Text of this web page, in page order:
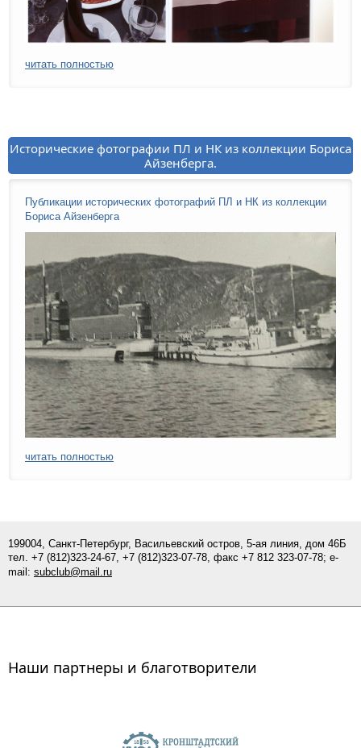
читать полностью
Исторические фотографии ПЛ и НК из коллекции Бориса
Айзенберга.
Публикации исторических фотографий ПЛ и НК из коллекции
Бориса Айзенберга
читать полностью
199004, Санкт-Петербург, Васильевский остров, 5-ая линия, дом 46Б
тел. +7 (812)323-24-67, +7 (812)323-07-78, факс +7 812 323-07-78; e-
mail: subclub@mail.ru
Наши партнеры и благотворители